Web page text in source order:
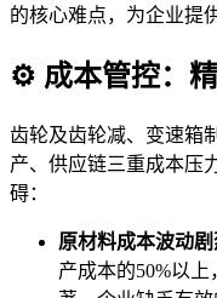
的核心难点，为企业提
⚙️ 成本管控：
齿轮及齿轮减、变速箱
产、供应链三重成本压
碍：
原材料成本波动剧
产成本的50%以